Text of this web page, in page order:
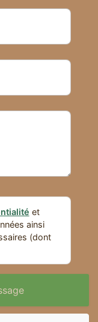
et
ainsi
(dont